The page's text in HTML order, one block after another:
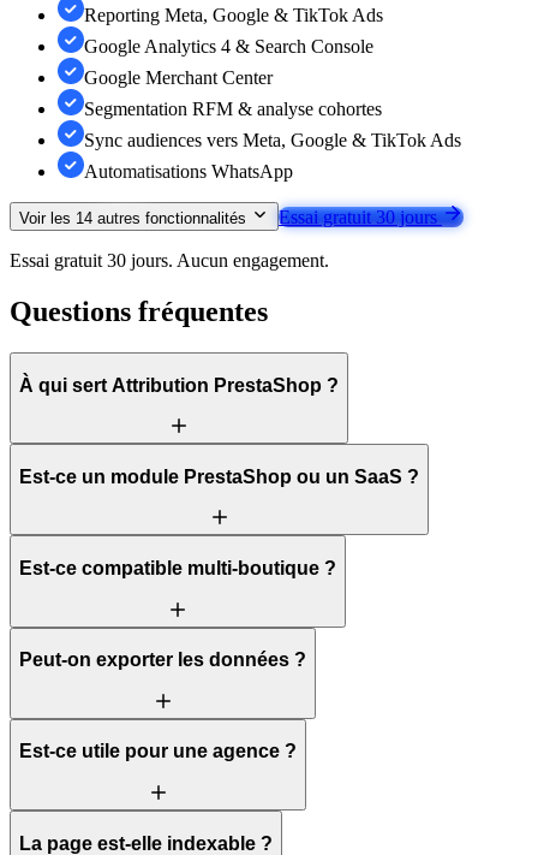
Reporting Meta, Google & TikTok Ads
Google Analytics 4 & Search Console
Google Merchant Center
Segmentation RFM & analyse cohortes
Sync audiences vers Meta, Google & TikTok Ads
Automatisations WhatsApp
Voir les 14 autres fonctionnalités Essai gratuit 30 jours
Essai gratuit 30 jours. Aucun engagement.
Questions fréquentes
À qui sert Attribution PrestaShop ?
Est-ce un module PrestaShop ou un SaaS ?
Est-ce compatible multi-boutique ?
Peut-on exporter les données ?
Est-ce utile pour une agence ?
La page est-elle indexable ?